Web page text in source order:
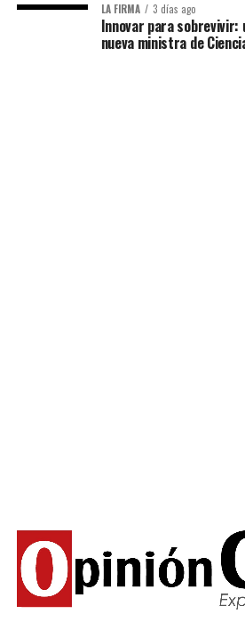
LA FIRMA 3 días ago
Innovar para
nueva ministra de